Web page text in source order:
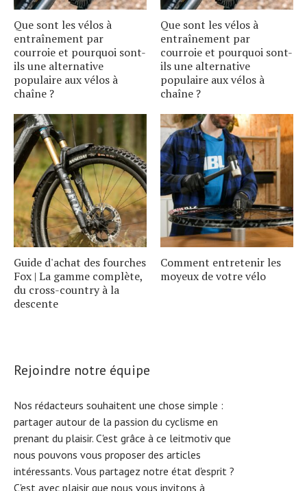
Que sont les vélos à
entraînement par
courroie et pourquoi sont-
ils une alternative
populaire aux vélos à
chaîne ?
Que sont les vélos à
entraînement par
courroie et pourquoi sont-
ils une alternative
populaire aux vélos à
chaîne ?
Guide d'achat des fourches
Fox | La gamme complète,
du cross-country à la
descente
Comment entretenir les
moyeux de votre vélo
Rejoindre notre équipe
Nos rédacteurs souhaitent une chose simple :
partager autour de la passion du cyclisme en
prenant du plaisir. C'est grâce à ce leitmotiv que
nous pouvons vous proposer des articles
intéressants. Vous partagez notre état d'esprit ?
C'est avec plaisir que nous vous invitons à